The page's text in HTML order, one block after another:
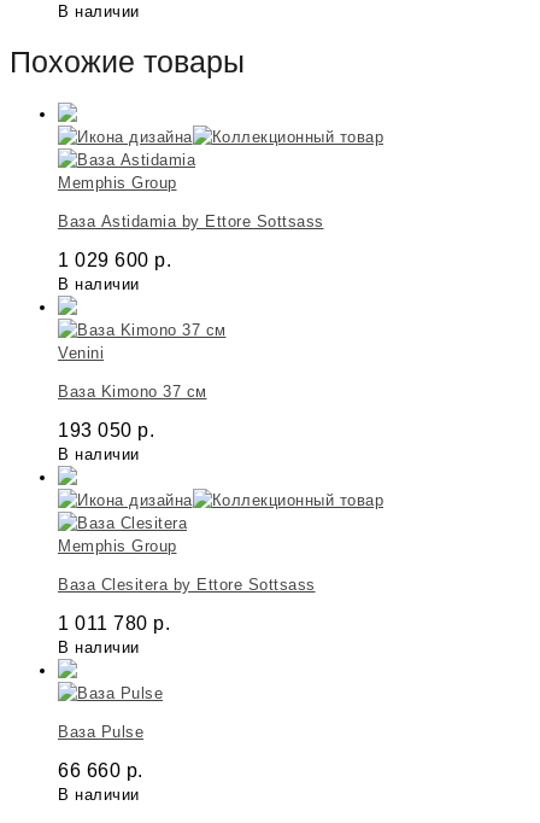
В наличии
Похожие товары
Memphis Group
Ваза Astidamia by Ettore Sottsass
1 029 600 р.
В наличии
Venini
Ваза Kimono 37 см
193 050 р.
В наличии
Memphis Group
Ваза Clesitera by Ettore Sottsass
1 011 780 р.
В наличии
Ваза Pulse
66 660 р.
В наличии